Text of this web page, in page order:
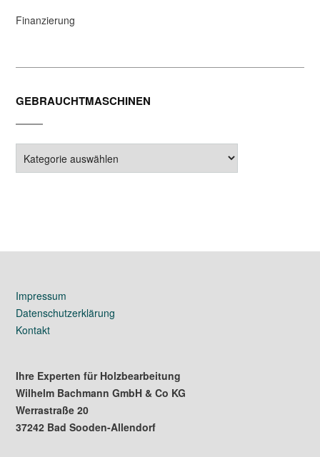
Finanzierung
GEBRAUCHTMASCHINEN
Impressum
Datenschutzerklärung
Kontakt
Ihre Experten für Holzbearbeitung
Wilhelm Bachmann GmbH & Co KG
Werrastraße 20
37242 Bad Sooden-Allendorf